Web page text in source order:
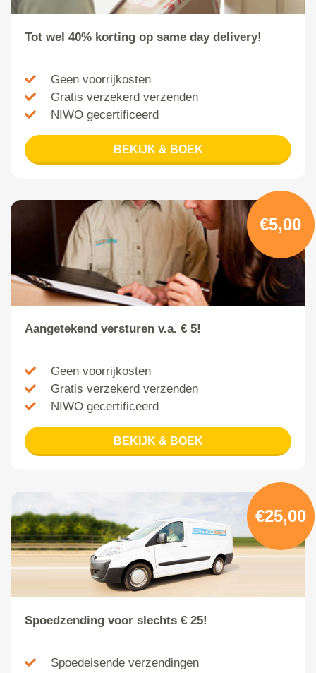
Tot wel 40% korting op same day delivery!
Geen voorrijkosten
Gratis verzekerd verzenden
NIWO gecertificeerd
BEKIJK & BOEK
€5,00
Aangetekend versturen v.a. € 5!
Geen voorrijkosten
Gratis verzekerd verzenden
NIWO gecertificeerd
BEKIJK & BOEK
€25,00
Spoedzending voor slechts € 25!
Spoedeisende verzendingen